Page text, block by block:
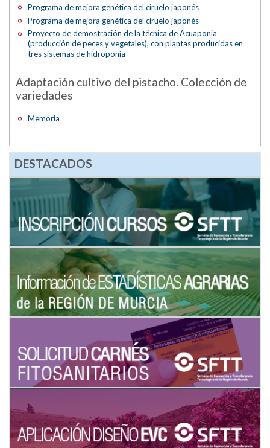
Programa de mejora genética del ciruelo japonés
Programa de mejora genética del ciruelo japonés
Proyecto de demostración de la técnica de Acuaponia
(producción de peces y vegetales), con plantas producidas en
tres sistemas de hidroponía
Adaptación cultivo del pistacho. Colección de
variedades
Memoria
DESTACADOS